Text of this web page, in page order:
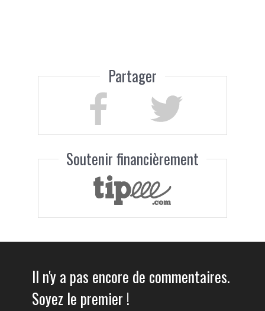
Partager
Soutenir financièrement
Il n'y a pas encore de commentaires.
Soyez le premier !